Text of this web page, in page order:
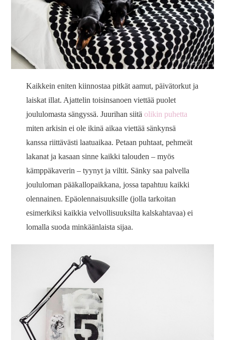
Kaikkein eniten kiinnostaa pitkät aamut, päivätorkut ja
laiskat illat. Ajattelin toisinsanoen viettää puolet
joululomasta sängyssä. Juurihan siitäolikin puhetta
miten arkisin ei ole ikinä aikaa viettää sänkynsä
kanssa riittävästi laatuaikaa. Petaan puhtaat, pehmeät
lakanat ja kasaan sinne kaikki talouden – myös
kämppäkaverin – tyynyt ja viltit. Sänky saa palvella
joululoman pääkallopaikkana, jossa tapahtuu kaikki
olennainen. Epäolennaisuuksille (jolla tarkoitan
esimerkiksi kaikkia velvollisuuksilta kalskahtavaa) ei
lomalla suoda minkäänlaista sijaa.